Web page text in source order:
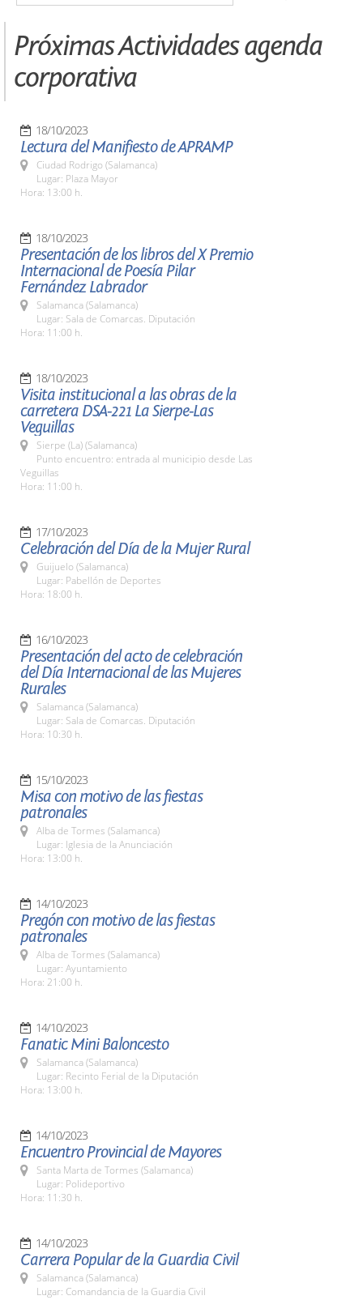
Próximas Actividades agenda
corporativa
18/10/2023
Lectura del Manifiesto de APRAMP
Ciudad Rodrigo (Salamanca)
Lugar: Plaza Mayor
Hora: 13:00 h.
18/10/2023
Presentación de los libros del X Premio
Internacional de Poesía Pilar
Fernández Labrador
Salamanca (Salamanca)
Lugar: Sala de Comarcas. Diputación
Hora: 11:00 h.
18/10/2023
Visita institucional a las obras de la
carretera DSA-221 La Sierpe-Las
Veguillas
Sierpe (La) (Salamanca)
Punto encuentro: entrada al municipio desde Las
Veguillas
Hora: 11:00 h.
17/10/2023
Celebración del Día de la Mujer Rural
Guijuelo (Salamanca)
Lugar: Pabellón de Deportes
Hora: 18:00 h.
16/10/2023
Presentación del acto de celebración
del Día Internacional de las Mujeres
Rurales
Salamanca (Salamanca)
Lugar: Sala de Comarcas. Diputación
Hora: 10:30 h.
15/10/2023
Misa con motivo de las fiestas
patronales
Alba de Tormes (Salamanca)
Lugar: Iglesia de la Anunciación
Hora: 13:00 h.
14/10/2023
Pregón con motivo de las fiestas
patronales
Alba de Tormes (Salamanca)
Lugar: Ayuntamiento
Hora: 21:00 h.
14/10/2023
Fanatic Mini Baloncesto
Salamanca (Salamanca)
Lugar: Recinto Ferial de la Diputación
Hora: 13:00 h.
14/10/2023
Encuentro Provincial de Mayores
Santa Marta de Tormes (Salamanca)
Lugar: Polideportivo
Hora: 11:30 h.
14/10/2023
Carrera Popular de la Guardia Civil
Salamanca (Salamanca)
Lugar: Comandancia de la Guardia Civil